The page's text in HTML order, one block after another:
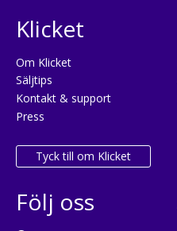
Klicket
Om Klicket
Säljtips
Kontakt & support
Press
Tyck till om Klicket
Följ oss